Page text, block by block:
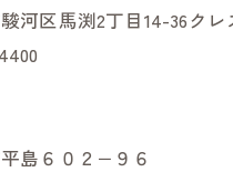
河区馬渕2丁目14-36クレ
島６０２−９６